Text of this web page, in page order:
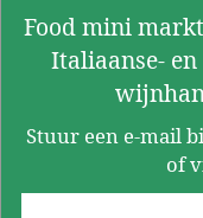
Food mini
Italiaanse-
Stuur een e-mail
of